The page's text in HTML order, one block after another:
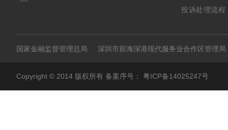
投诉处理流程
国家金融监督管理总局 深圳市前海深港现代服务业合作区管理局
Copyright © 2014 版权所有 备案序号： 粤ICP备14025247号